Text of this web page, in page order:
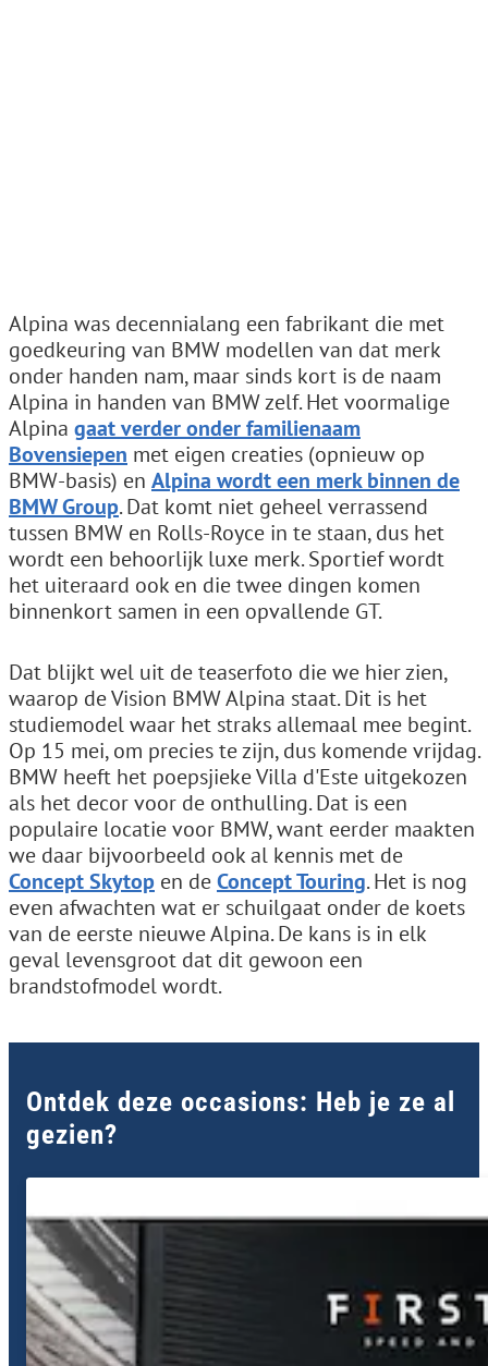
Alpina was decennialang een fabrikant die met
goedkeuring van BMW modellen van dat merk
onder handen nam, maar sinds kort is de naam
Alpina in handen van BMW zelf. Het voormalige
Alpina gaat verder onder familienaam
Bovensiepen met eigen creaties (opnieuw op
BMW-basis) en Alpina wordt een merk binnen de
BMW Group. Dat komt niet geheel verrassend
tussen BMW en Rolls-Royce in te staan, dus het
wordt een behoorlijk luxe merk. Sportief wordt
het uiteraard ook en die twee dingen komen
binnenkort samen in een opvallende GT.
Dat blijkt wel uit de teaserfoto die we hier zien,
waarop de Vision BMW Alpina staat. Dit is het
studiemodel waar het straks allemaal mee begint.
Op 15 mei, om precies te zijn, dus komende vrijdag.
BMW heeft het poepsjieke Villa d'Este uitgekozen
als het decor voor de onthulling. Dat is een
populaire locatie voor BMW, want eerder maakten
we daar bijvoorbeeld ook al kennis met de
Concept Skytop en deConcept Touring. Het is nog
even afwachten wat er schuilgaat onder de koets
van de eerste nieuwe Alpina. De kans is in elk
geval levensgroot dat dit gewoon een
brandstofmodel wordt.
Ontdek deze occasions: Heb je ze al
gezien?